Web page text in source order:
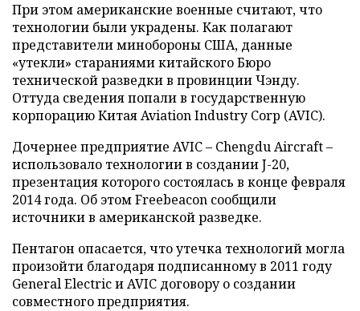
При этом американские военные считают, что
технологии были украдены. Как полагают
представители минобороны США, данные
«утекли» стараниями китайского Бюро
технической разведки в провинции Чэнду.
Оттуда сведения попали в государственную
корпорацию Китая Aviation Industry Corp (AVIC).
Дочернее предприятие AVIC – Chengdu Aircraft –
использовало технологии в создании J-20,
презентация которого состоялась в конце февраля
2014 года. Об этом Freebeacon сообщили
источники в американской разведке.
Пентагон опасается, что утечка технологий могла
произойти благодаря подписанному в 2011 году
General Electric и AVIC договору о создании
совместного предприятия.